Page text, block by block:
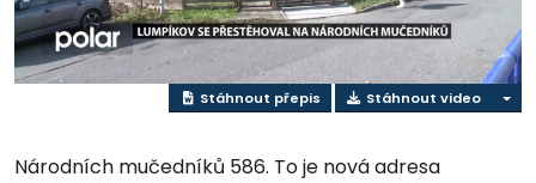
Video
Stáhnout přepis Stáhnout video
Národních mučedníků 586. To je nová adresa